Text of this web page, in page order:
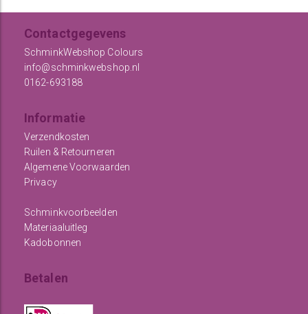
Contactgegevens
SchminkWebshop Colours
info@schminkwebshop.nl
0162-693188
Informatie
Verzendkosten
Ruilen & Retourneren
Algemene Voorwaarden
Privacy
Schminkvoorbeelden
Materiaaluitleg
Kadobonnen
Betalen